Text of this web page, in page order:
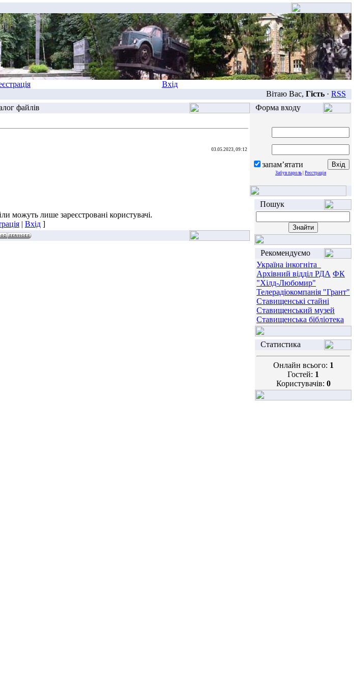
Вхід
Вітаю Вас, Гість · RSS
файлів
03.05.2023, 09:12
можуть лише зареєстровані користувачі.
| Вхід ]
Форма входу
запам’ятати
Забув пароль Реєстрація
Пошук
Рекомендуємо
Україна інкогніта_
Архівний відділ РДА ФК
"Хілд-Любомир"
Телерадіокомпанія "Грант"
Ставищенські стайні
Ставищенський музей
Ставищенська бібліотека
Статистика
Онлайн всього: 1
Гостей: 1
Користувачів: 0